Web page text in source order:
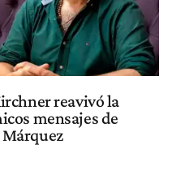
reavivó la
mensajes de